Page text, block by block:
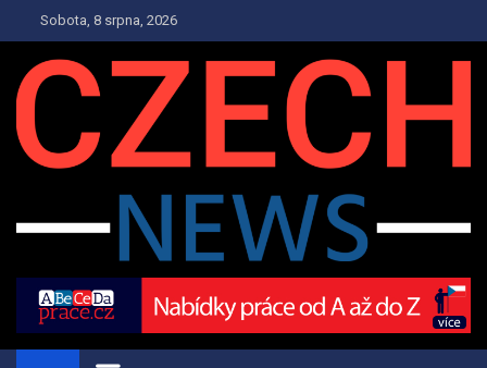
to
content
Sobota, 8 srpna, 2026
PRESS.CZECH-NEWS.CZ
Press a Novinky